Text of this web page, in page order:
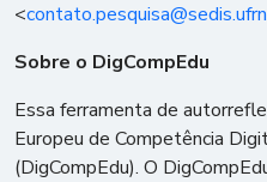
<
Sobre o DigCompEdu
Essa ferramenta de
Europeu de Competência
(DigCompEdu). O